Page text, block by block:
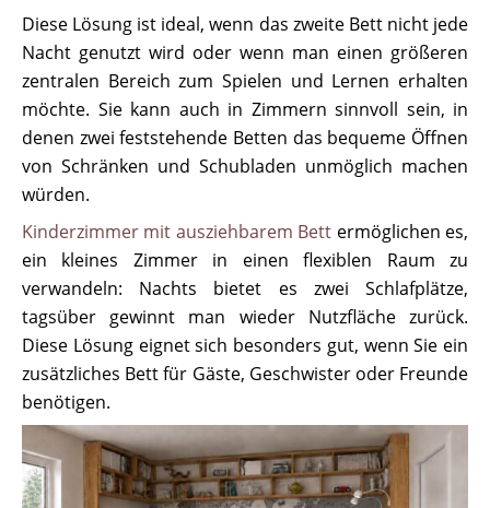
Diese Lösung ist ideal, wenn das zweite Bett nicht jede
Nacht genutzt wird oder wenn man einen größeren
zentralen Bereich zum Spielen und Lernen erhalten
möchte. Sie kann auch in Zimmern sinnvoll sein, in
denen zwei feststehende Betten das bequeme Öffnen
von Schränken und Schubladen unmöglich machen
würden.
Kinderzimmer mit ausziehbarem Bett ermöglichen es,
ein kleines Zimmer in einen flexiblen Raum zu
verwandeln: Nachts bietet es zwei Schlafplätze,
tagsüber gewinnt man wieder Nutzfläche zurück.
Diese Lösung eignet sich besonders gut, wenn Sie ein
zusätzliches Bett für Gäste, Geschwister oder Freunde
benötigen.